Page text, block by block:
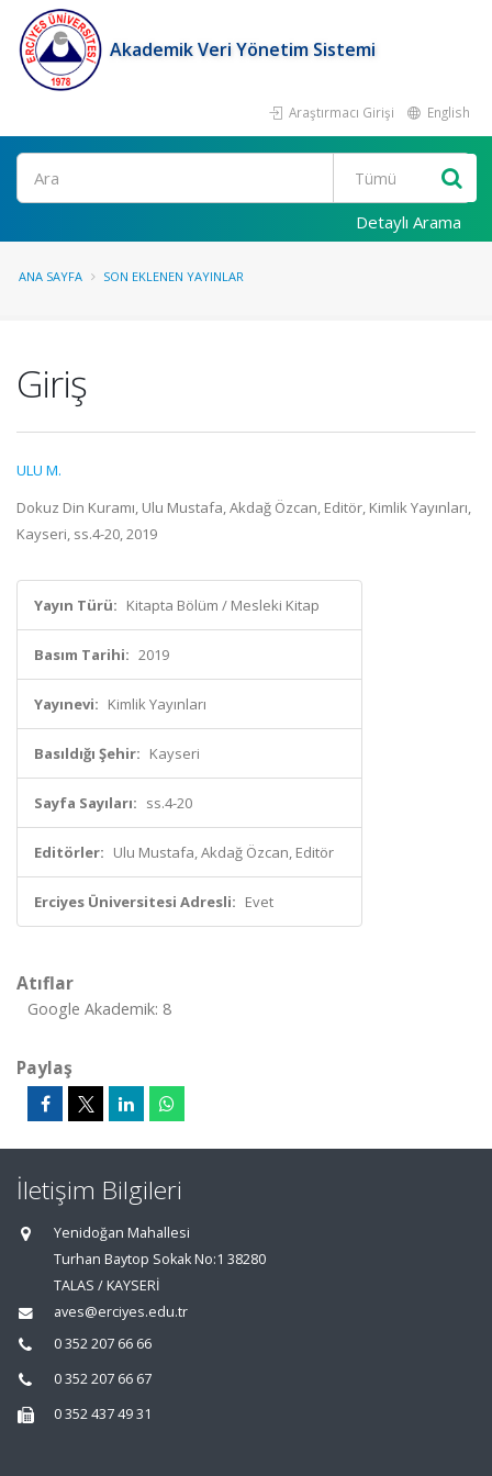
Akademik Veri Yönetim Sistemi
Araştırmacı Girişi English
Ara
Detaylı Arama
ANA SAYFA SON EKLENEN YAYINLAR
Giriş
ULU M.
Dokuz Din Kuramı, Ulu Mustafa, Akdağ Özcan, Editör, Kimlik Yayınları,
Kayseri, ss.4-20, 2019
Yayın Türü: Kitapta Bölüm / Mesleki Kitap
Basım Tarihi: 2019
Yayınevi: Kimlik Yayınları
Basıldığı Şehir: Kayseri
Sayfa Sayıları: ss.4-20
Editörler: Ulu Mustafa, Akdağ Özcan, Editör
Erciyes Üniversitesi Adresli: Evet
Atıflar
Google Akademik: 8
Paylaş
İletişim Bilgileri
Yenidoğan Mahallesi
Turhan Baytop Sokak No:1 38280
TALAS / KAYSERİ
aves@erciyes.edu.tr
0 352 207 66 66
0 352 207 66 67
0 352 437 49 31